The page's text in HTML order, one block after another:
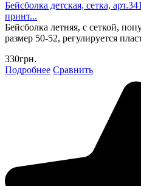
Бейсболка детская, сетка,
принт...
Бейсболка летняя, с сеткой,
размер 50-52, регулируется
330грн.
Подробнее Сравнить